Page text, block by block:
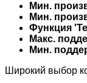
Мин.
Мин.
Функция
Макс.
Мин.
Широкий выбор